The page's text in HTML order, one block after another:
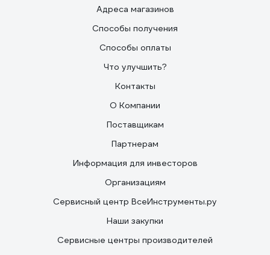
Адреса магазинов
Способы получения
Способы оплаты
Что улучшить?
Контакты
О Компании
Поставщикам
Партнерам
Информация для инвесторов
Организациям
Сервисный центр ВсеИнструменты.ру
Наши закупки
Сервисные центры производителей